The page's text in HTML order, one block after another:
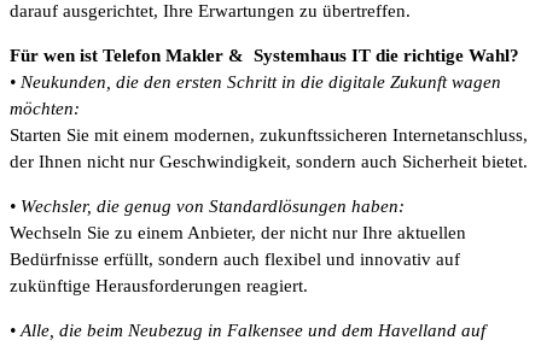
darauf ausgerichtet, Ihre Erwartungen zu übertreffen.
Für wen ist Telefon Makler & Systemhaus IT die richtige Wahl?
• Neukunden, die den ersten Schritt in die digitale Zukunft wagen
möchten:
Starten Sie mit einem modernen, zukunftssicheren Internetanschluss,
der Ihnen nicht nur Geschwindigkeit, sondern auch Sicherheit bietet.
• Wechsler, die genug von Standardlösungen haben:
Wechseln Sie zu einem Anbieter, der nicht nur Ihre aktuellen
Bedürfnisse erfüllt, sondern auch flexibel und innovativ auf
zukünftige Herausforderungen reagiert.
• Alle, die beim Neubezug in Falkensee und dem Havelland auf